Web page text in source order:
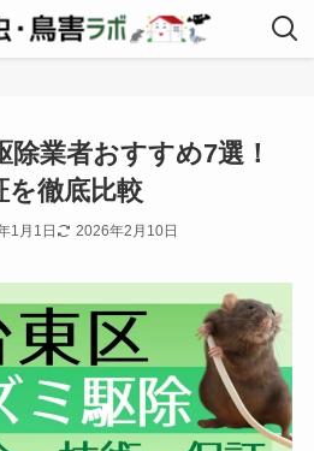
業者おすすめ7選！
を徹底比較
1月1日 2026年2月10日